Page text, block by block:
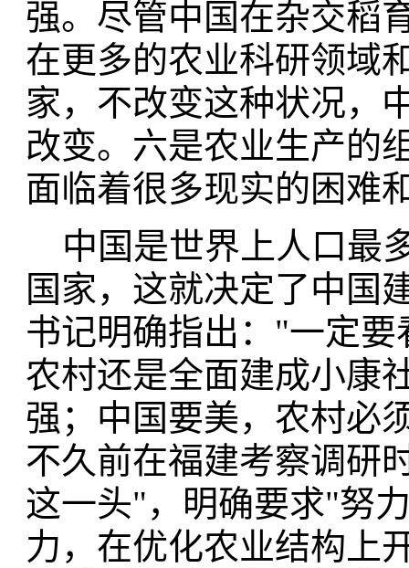
强。尽管中国在杂交稻
在更多的农业科研领域
家，不改变这种状况，
改变。六是农业生产的
面临着很多现实的困难
中国是世界上人口最
国家，这就决定了中国
书记明确指出："一定
农村还是全面建成小康
强；中国要美，农村必
不久前在福建考察调研
这一头"，明确要求"努
力，在优化农业结构上